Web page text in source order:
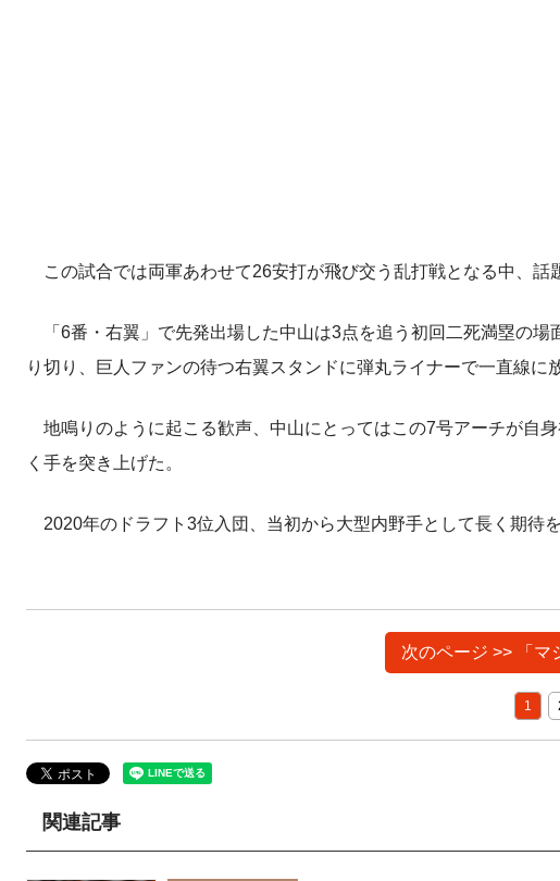
この試合では両軍あわせて26安打が飛び交う乱打戦となる中、話
「6番・右翼」で先発出場した中山は3点を追う初回二死満塁の
り切り、巨人ファンの待つ右翼スタンドに弾丸ライナーで一直線に
地鳴りのように起こる歓声、中山にとってはこの7号アーチが自
く手を突き上げた。
2020年のドラフト3位入団、当初から大型内野手として長く期待
次のページ >> 「マ
1
関連記事